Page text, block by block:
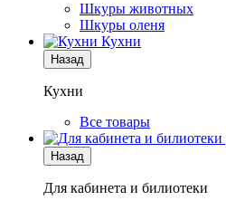
Шкуры животных
Шкуры оленя
Кухни
Назад
Кухни
Все товары
Назад
Для кабинета и билиотеки